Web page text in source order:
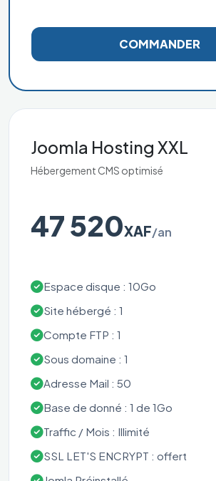
COMMANDER
Joomla Hosting XXL
Hébergement CMS optimisé
47 520XAF/an
Espace disque : 10Go
Site hébergé : 1
Compte FTP : 1
Sous domaine : 1
Adresse Mail : 50
Base de donné : 1 de 1Go
Traffic / Mois : Illimité
SSL LET'S ENCRYPT : offert